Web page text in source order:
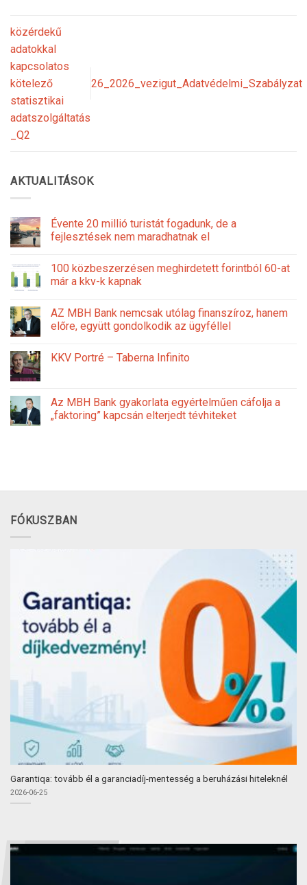
közérdekű
adatokkal
kapcsolatos
kötelező
statisztikai
adatszolgáltatás
_Q2
26_2026_vezigut_Adatvédelmi_Szabályzat
AKTUALITÁSOK
Évente 20 millió turistát fogadunk, de a
fejlesztések nem maradhatnak el
100 közbeszerzésen meghirdetett forintból 60-at
már a kkv-k kapnak
AZ MBH Bank nemcsak utólag finanszíroz, hanem
előre, együtt gondolkodik az ügyféllel
KKV Portré – Taberna Infinito
Az MBH Bank gyakorlata egyértelműen cáfolja a
„faktoring” kapcsán elterjedt tévhiteket
FÓKUSZBAN
Garantiqa: tovább él a garanciadíj-mentesség a beruházási hiteleknél
2026-06-25